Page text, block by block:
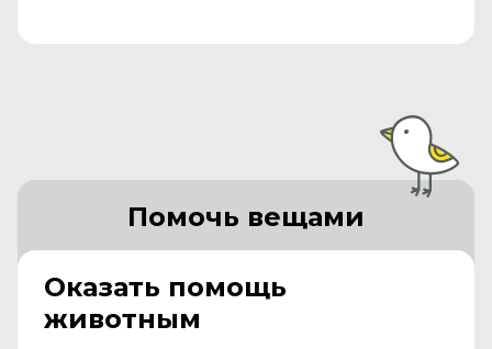
Оказать помощь
животным
Помочь вещами